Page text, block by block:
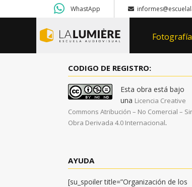
WhastApp
Fotografía
CODIGO DE REGISTRO:
Esta obra está bajo
una Licencia Creative
Commons Atribución – No Comercial –
Obra Derivada 4.0 Internacional.
AYUDA
[su_spoiler title=”Organización de los